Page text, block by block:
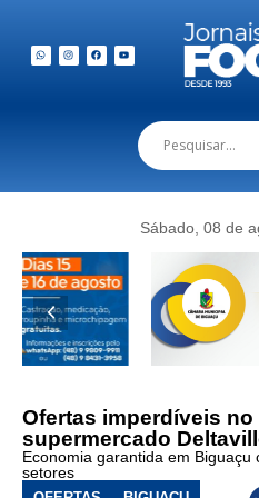
Sábado, 08 de
Ofertas imperdíveis no
supermercado
Economia garantida em
setores